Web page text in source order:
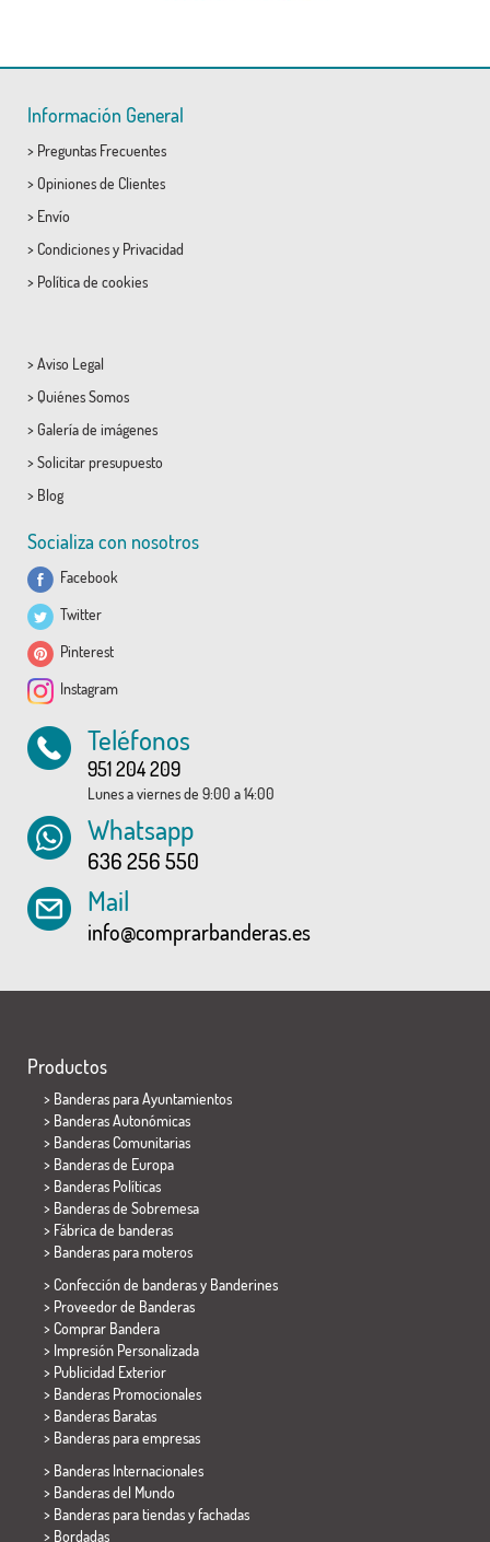
Información General
> Preguntas Frecuentes
> Opiniones de Clientes
> Envío
> Condicionesy Privacidad
> Política de cookies
> Aviso Legal
> Quiénes Somos
> Galería de imágenes
> Solicitar presupuesto
> Blog
Socializa con nosotros
Facebook
Twitter
Pinterest
Instagram
Teléfonos
951 204 209
Lunes a viernes de 9:00 a 14:00
Whatsapp
636 256 550
Mail
info@comprarbanderas.es
Productos
> Banderas para Ayuntamientos
> Banderas Autonómicas
> Banderas Comunitarias
> Banderas de Europa
> Banderas Políticas
> Banderas de Sobremesa
> Fábrica de banderas
> Banderas para moteros
> Confección de banderas y Banderines
> Proveedor de Banderas
> Comprar Bandera
> Impresión Personalizada
> Publicidad Exterior
> Banderas Promocionales
> Banderas Baratas
> Banderas para empresas
> Banderas Internacionales
> Banderas del Mundo
> Banderas para tiendas y fachadas
> Bordadas